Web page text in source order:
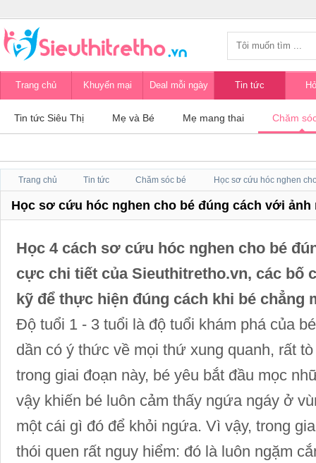
Trang chủ Khuyến mại Deal mỗi ngày Tin tức
Tin tức Siêu Thị Mẹ và Bé Mẹ mang thai Chăm
Trang chủ Tin tức Chăm sóc bé
Học sơ cứu hóc nghen cho bé đúng cách với
Học 4 cách sơ cứu hóc nghen cho bé
cực chi tiết của Sieuthitretho.vn, các bố
kỹ để thực hiện đúng cách khi bé chẳng
Độ tuổi 1 - 3 tuổi là độ tuổi khám phá của
dần có ý thức về mọi thứ xung quanh, rất
trong giai đoạn này, bé yêu bắt đầu mọc
vậy khiến bé luôn cảm thấy ngứa ngáy ở
một cái gì đó để khỏi ngứa. Vì vậy, trong
thói quen rất nguy hiểm: đó là luôn ngặm